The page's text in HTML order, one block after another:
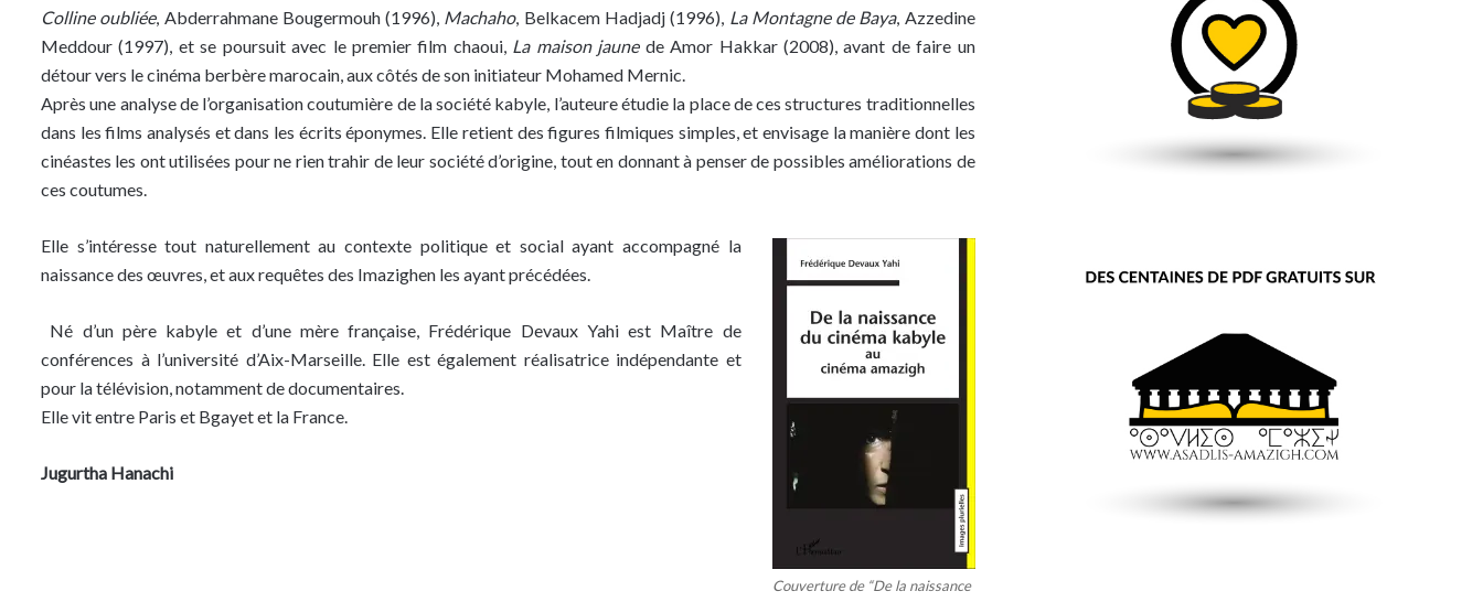
Colline oubliée, Abderrahmane Bougermouh (1996), Machaho, Belkacem Hadjadj (1996), La Montagne de Baya, Azzedine
Meddour (1997), et se poursuit avec le premier film chaoui, La maison jaunede Amor Hakkar (2008), avant de faire un
détour vers le cinéma berbère marocain, aux côtés de son initiateur Mohamed Mernic.
Après une analyse de l’organisation coutumière de la société kabyle, l’auteure étudie la place de ces structures traditionnelles
dans les films analysés et dans les écrits éponymes. Elle retient des figures filmiques simples, et envisage la manière dont les
cinéastes les ont utilisées pour ne rien trahir de leur société d’origine, tout en donnant à penser de possibles améliorations de
ces coutumes.
Couverture de “De la naissance
Elle s’intéresse tout naturellement au contexte politique et social ayant accompagné la
naissance des œuvres, et aux requêtes des Imazighen les ayant précédées.
Né d’un père kabyle et d’une mère française, Frédérique Devaux Yahi est Maître de
conférences à l’université d’Aix-Marseille. Elle est également réalisatrice indépendante et
pour la télévision, notamment de documentaires.
Elle vit entre Paris et Bgayet et la France.
Jugurtha Hanachi